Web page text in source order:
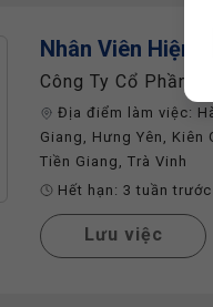
Nhân Viên Hiện
Công Ty Cổ Phần
Địa điểm làm việc:
Giang , Hưng Yên , Kiên
Tiền Giang , Trà Vinh
Hết hạn: 3 tuần trước
Lưu việc